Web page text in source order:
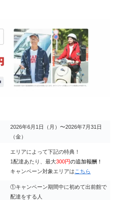
2026年6月1日（月）〜2026年7月31日
（金）
エリアによって下記の特典！
1配達あたり、最大300円の追加報酬！
キャンペーン対象エリアは こちら
①キャンペーン期間中に初めて出前館で
配達をする人